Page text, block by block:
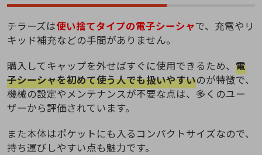
チラーズは使い捨てタイプの電子シーシャで、充電やリ
キッド補充などの手間がありません。
購入してキャップを外せばすぐに使用できるため、 電
子シーシャを初めて使う人でも扱いやすいのが特徴で、
機械の設定やメンテナンスが不要な点は、多くのユー
ザーから評価されています。
また本体はポケットにも入るコンパクトサイズなので、
持ち運びしやすい点も魅力です。